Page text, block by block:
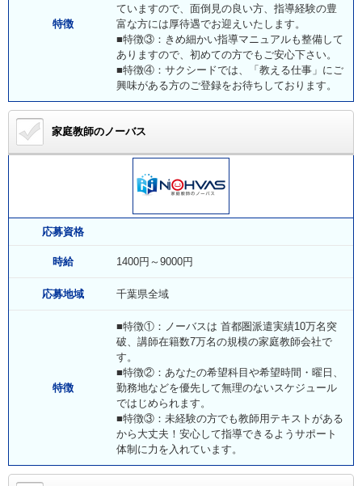
特徴
ていますので、面倒見の良い方、指導経験の豊
富な方には厚待遇でお迎えいたします。
■特徴③：きめ細かい指導マニュアルも整備して
ありますので、初めての方でもご安心下さい。
■特徴④：サクシードでは、「教える仕事」にご
興味がある方のご登録をお待ちしております。
家庭教師のノーバス
応募資格
時給 1400円～9000円
応募地域 千葉県全域
特徴
■特徴①：ノーバスは 首都圏派遣実績10万名突
破、講師在籍数7万名の規模の家庭教師会社で
す。
■特徴②：あなたの希望科目や希望時間・曜日、
勤務地などを優先して無理のないスケジュール
ではじめられます。
■特徴③：未経験の方でも教師用テキストがある
から大丈夫！安心して指導できるようサポート
体制に力を入れています。